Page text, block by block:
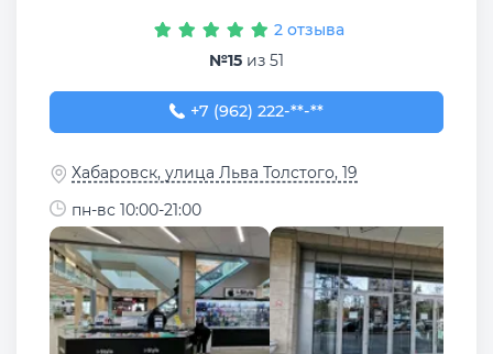
2 отзыва
№15 из 51
+7 (962) 222-69-99
+7 (962) 222-**-**
Хабаровск, улица Льва Толстого, 19
пн-вс 10:00-21:00